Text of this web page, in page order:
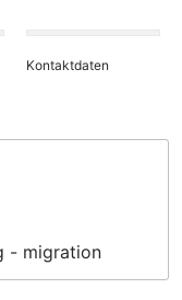
Kontaktdaten
- migration